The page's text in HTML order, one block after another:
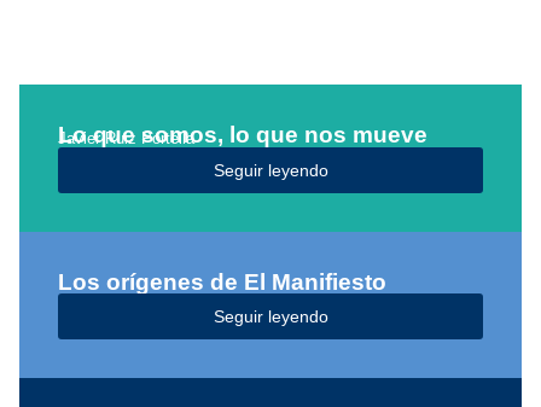
Lo que somos, lo que nos mueve
Javier Ruiz Portella
Seguir leyendo
Los orígenes de El Manifiesto
Seguir leyendo